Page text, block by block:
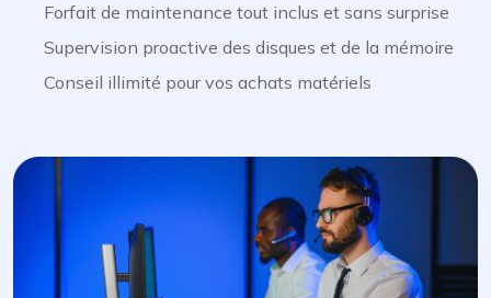
Forfait de maintenance tout inclus et sans surprise
Supervision proactive des disques et de la mémoire
Conseil illimité pour vos achats matériels